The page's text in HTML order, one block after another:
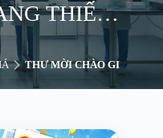
THIẾT
ĐỂ
GIÁ
THƯ MỜI CHÀO GIÁ